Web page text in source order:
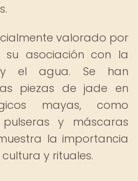
valorado por
asociación con la
el agua. Se han
piezas de jade en
mayas, como
pulseras y máscaras
la importancia
y rituales.